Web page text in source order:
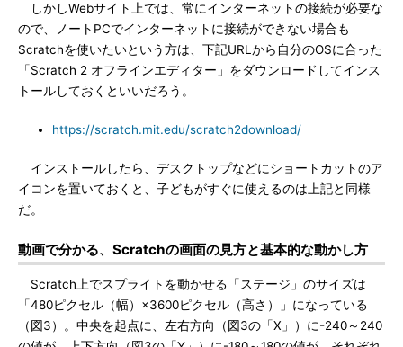
しかしWebサイト上では、常にインターネットの接続が必要な
ので、ノートPCでインターネットに接続ができない場合も
Scratchを使いたいという方は、下記URLから自分のOSに合った
「Scratch 2 オフラインエディター」をダウンロードしてインス
トールしておくといいだろう。
https://scratch.mit.edu/scratch2download/
インストールしたら、デスクトップなどにショートカットのア
イコンを置いておくと、子どもがすぐに使えるのは上記と同様
だ。
動画で分かる、Scratchの画面の見方と基本的な動かし方
Scratch上でスプライトを動かせる「ステージ」のサイズは
「480ピクセル（幅）×3600ピクセル（高さ）」になっている
（図3）。中央を起点に、左右方向（図3の「X」）に-240～240